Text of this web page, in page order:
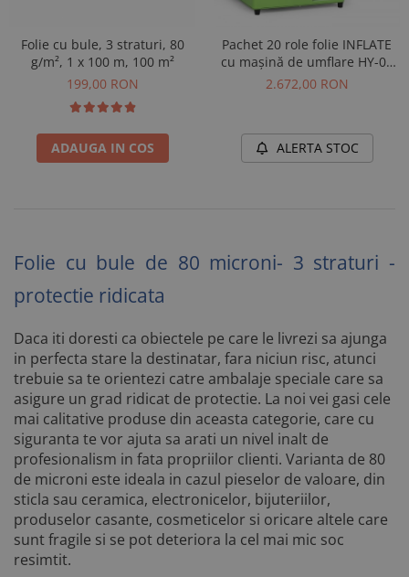
Folie cu bule, 3 straturi, 80
g/m², 1 x 100 m, 100 m²
199,00 RON
ADAUGA IN COS
Pachet 20 role folie INFLATE
cu mașină de umflare HY-01
inclusă
2.672,00 RON
ALERTA STOC
Folie cu bule de 80 microni- 3 straturi -
protectie ridicata
Daca iti doresti ca obiectele pe care le livrezi sa ajunga
in perfecta stare la destinatar, fara niciun risc, atunci
trebuie sa te orientezi catre ambalaje speciale care sa
asigure un grad ridicat de protectie. La noi vei gasi cele
mai calitative produse din aceasta categorie, care cu
siguranta te vor ajuta sa arati un nivel inalt de
profesionalism in fata propriilor clienti. Varianta de 80
de microni este ideala in cazul pieselor de valoare, din
sticla sau ceramica, electronicelor, bijuteriilor,
produselor casante, cosmeticelor si oricare altele care
sunt fragile si se pot deteriora la cel mai mic soc
resimtit.